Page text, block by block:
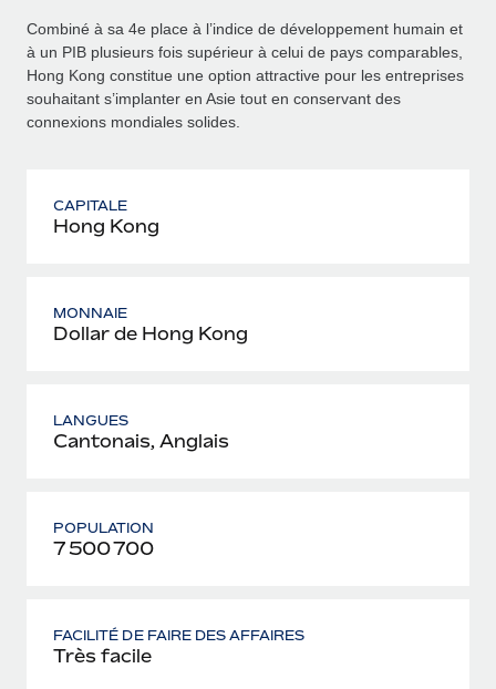
Combiné à sa 4e place à l’indice de développement humain et
à un PIB plusieurs fois supérieur à celui de pays comparables,
Hong Kong constitue une option attractive pour les entreprises
souhaitant s’implanter en Asie tout en conservant des
connexions mondiales solides.
CAPITALE
Hong Kong
MONNAIE
Dollar de Hong Kong
LANGUES
Cantonais, Anglais
POPULATION
7 500 700
FACILITÉ DE FAIRE DES AFFAIRES
Très facile